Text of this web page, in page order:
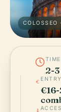
COLOSSEO
2-3
ENTRY